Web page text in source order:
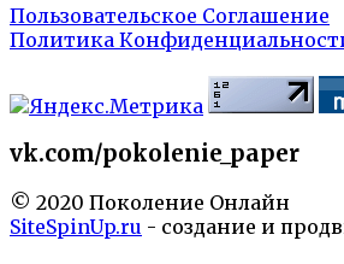
Пользовательское Соглашение
Политика
vk.com/pokolenie_paper
© 2020 Поколение Онлайн
SiteSpinUp.ru - создание и